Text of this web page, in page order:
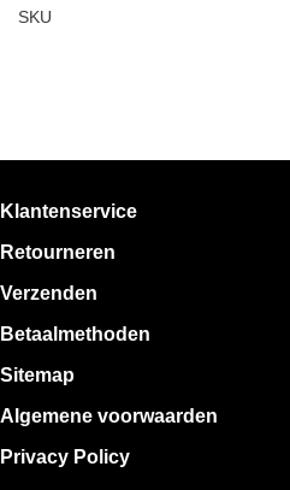
SKU
Klantenservice
Retourneren
Verzenden
Betaalmethoden
Sitemap
Algemene voorwaarden
Privacy Policy